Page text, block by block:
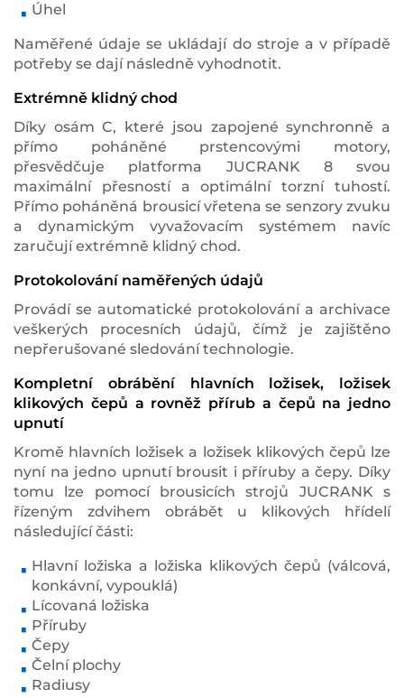
Úhel
Naměřené údaje se ukládají do stroje a v případě
potřeby se dají následně vyhodnotit.
Extrémně klidný chod
Díky osám C, které jsou zapojené synchronně a
přímo poháněné prstencovými motory,
přesvědčuje platforma JUCRANK 8 svou
maximální přesností a optimální torzní tuhostí.
Přímo poháněná brousicí vřetena se senzory zvuku
a dynamickým vyvažovacím systémem navíc
zaručují extrémně klidný chod.
Protokolování naměřených údajů
Provádí se automatické protokolování a archivace
veškerých procesních údajů, čímž je zajištěno
nepřerušované sledování technologie.
Kompletní obrábění hlavních ložisek, ložisek
klikových čepů a rovněž přírub a čepů na jedno
upnutí
Kromě hlavních ložisek a ložisek klikových čepů lze
nyní na jedno upnutí brousit i příruby a čepy. Díky
tomu lze pomocí brousicích strojů JUCRANK s
řízeným zdvihem obrábět u klikových hřídelí
následující části:
Hlavní ložiska a ložiska klikových čepů (válcová,
konkávní, vypouklá)
Lícovaná ložiska
Příruby
Čepy
Čelní plochy
Radiusy